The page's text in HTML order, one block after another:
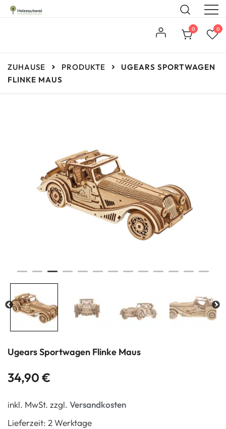
0 0
ZUHAUSE PRODUKTE
UGEARS SPORTWAGEN
FLINKE MAUS
Ugears Sportwagen Flinke Maus
34,90 €
inkl. MwSt. zzgl. Versandkosten
Lieferzeit: 2 Werktage